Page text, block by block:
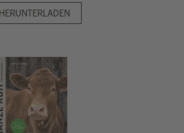
HERUNTERLADEN